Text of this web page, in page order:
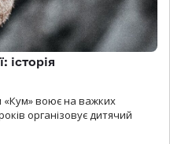
історія
воює на важких
організовує дитячий